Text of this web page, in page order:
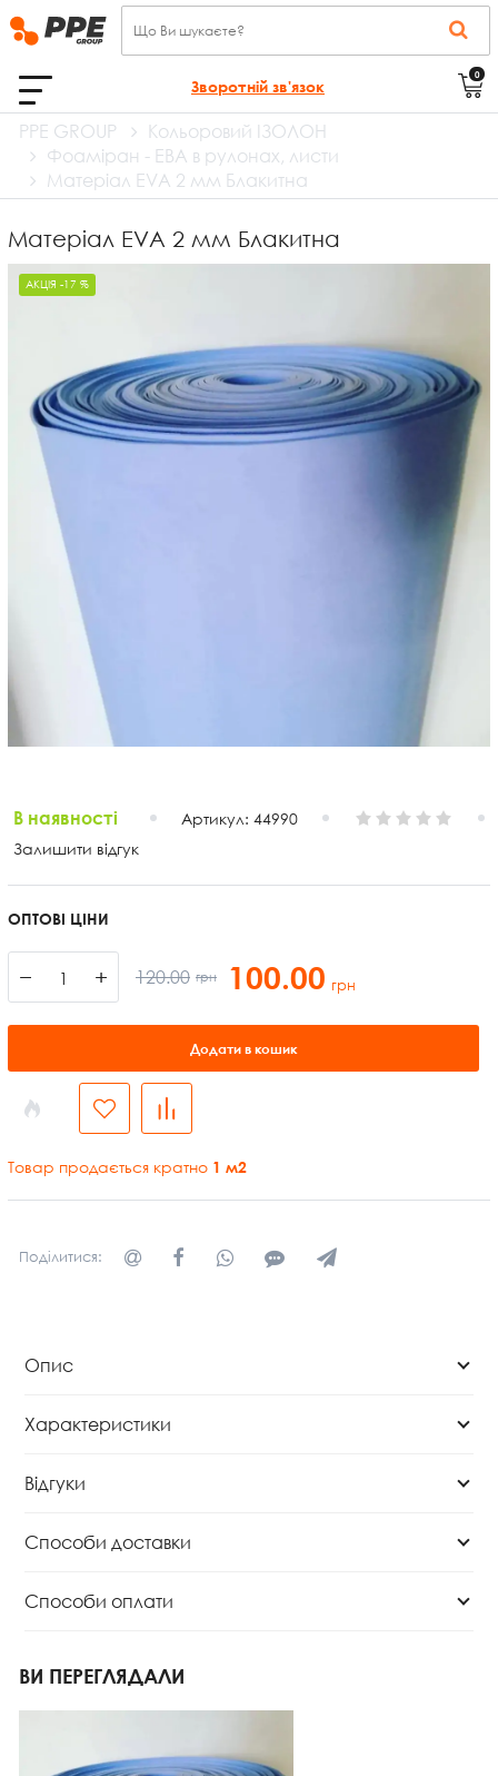
Зворотній зв'язок
0
PPE GROUP
Кольоровий ІЗОЛОН
Фоаміран - ЕВА в рулонах, листи
Матеріал EVA 2 мм Блакитна
Матеріал EVA 2 мм Блакитна
АКЦІЯ -17 %
В наявності Артикул: 44990
Залишити відгук
ОПТОВІ ЦІНИ
− + 120.00 грн 100.00 грн
Додати в кошик
Товар продається кратно 1 м2
Поділитися:
Опис
Характеристики
Відгуки
Способи доставки
Способи оплати
ВИ ПЕРЕГЛЯДАЛИ